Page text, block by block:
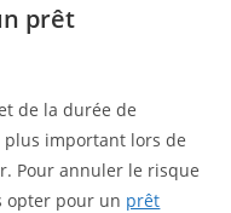
prêt
de la durée de
plus important lors de
Pour annuler le risque
opter pour un prêt